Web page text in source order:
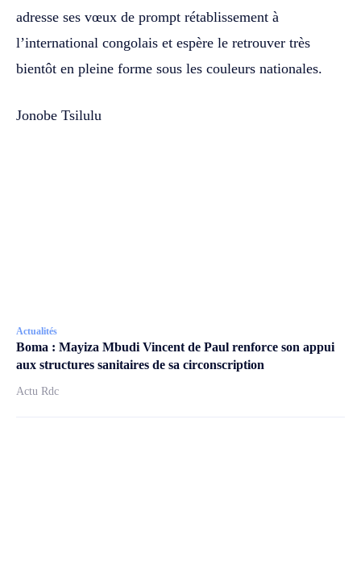
adresse ses vœux de prompt rétablissement à
l’international congolais et espère le retrouver très
bientôt en pleine forme sous les couleurs nationales.
Jonobe Tsilulu
Actualités
Boma : Mayiza Mbudi Vincent de Paul renforce son appui
aux structures sanitaires de sa circonscription
Actu Rdc